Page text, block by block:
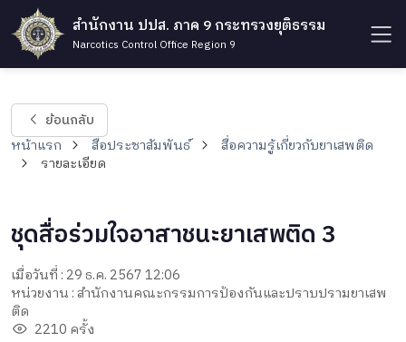
สำนักงาน ปปส. ภาค 9 กระทรวงยุติธรรม
Narcotics Control Office Region 9
ย้อนกลับ
หน้าแรก สื่อประชาสัมพันธ์
สื่อความรู้เกี่ยวกับยาเสพติด
รายละเอียด
ชุดสื่อร่วมใจอาสาชนะยาเสพติด 3
เมื่อวันที่ : 29 ธ.ค. 2567 12:06
หน่วยงาน : สำนักงานคณะกรรมการป้องกันและปราบปรามยาเสพ
ติด
2210 ครั้ง